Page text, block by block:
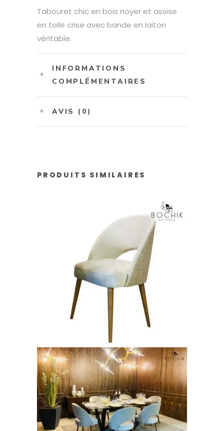
Tabouret chic en bois noyer et assise
en toile crise avec bande en laiton
véritable.
INFORMATIONS
COMPLÉMENTAIRES
AVIS (0)
PRODUITS SIMILAIRES
AJOUTER AU PANIER